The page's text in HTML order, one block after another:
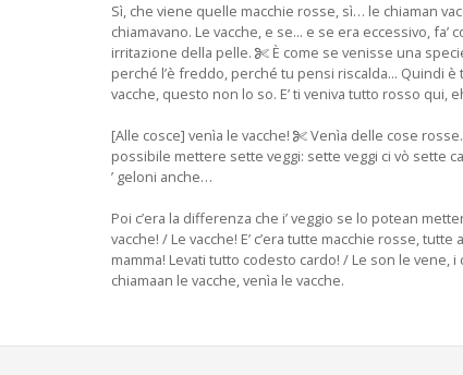
Sì, che viene quelle macchie rosse, sì… le chiaman
chiamavano. Le vacche, e se... e se era eccessivo,
irritazione della pelle.
È come se venisse una
perché l’è freddo, perché tu pensi riscalda... Quindi
vacche, questo non lo so. E’ ti veniva tutto rosso qui,
[Alle cosce] venìa le vacche! Venìa delle cose
possibile mettere sette veggi: sette veggi ci vò sette
’ geloni anche…
Poi c’era la differenza che i’ veggio se lo potean
vacche! / Le vacche! E’ c’era tutte macchie rosse, tutte
mamma! Levati tutto codesto cardo! / Le son le vene,
chiamaan le vacche, venìa le vacche.